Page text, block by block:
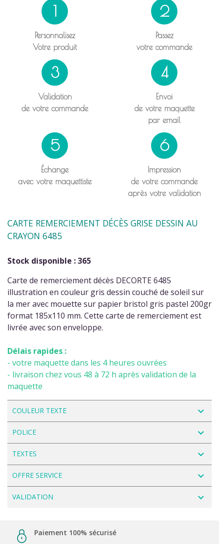
1
Personnalisez
Votre produit
2
Passez
votre commande
3
Validation
de votre commande
4
Envoi
de votre maquette
par email
5
Échange
avec votre maquettiste
6
Impression
de votre commande
après votre validation
CARTE REMERCIEMENT DÉCÈS GRISE DESSIN AU
CRAYON 6485
Stock disponible : 365
Carte de remerciement décès DECORTE 6485
illustration en couleur gris dessin couché de soleil sur
la mer avec mouette sur papier bristol gris pastel 200gr
format 185x110 mm. Cette carte de remerciement est
livrée avec son enveloppe.
Délais rapides :
- votre maquette dans les 4 heures ouvrées
- livraison chez vous 48 à 72 h après validation de la
maquette
COULEUR TEXTE navigate_next
POLICE navigate_next
TEXTES navigate_next
OFFRE SERVICE navigate_next
VALIDATION navigate_next
Paiement 100% sécurisé